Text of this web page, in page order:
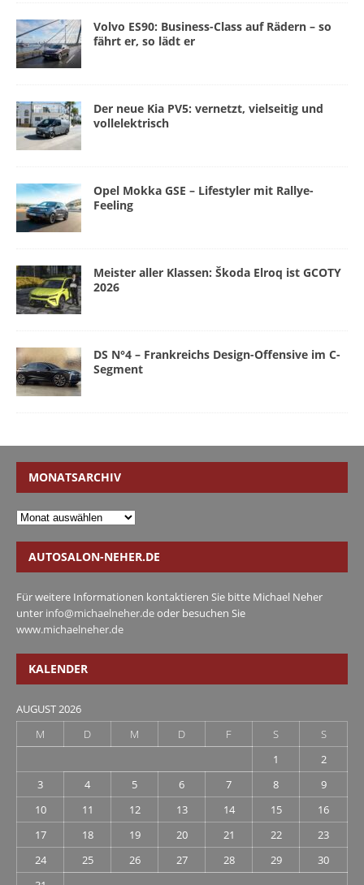
Volvo ES90: Business-Class auf Rädern – so
fährt er, so lädt er
Der neue Kia PV5: vernetzt, vielseitig und
vollelektrisch
Opel Mokka GSE – Lifestyler mit Rallye-
Feeling
Meister aller Klassen: Škoda Elroq ist GCOTY
2026
DS N°4 – Frankreichs Design-Offensive im C-
Segment
MONATSARCHIV
AUTOSALON-NEHER.DE
Für weitere Informationen kontaktieren Sie bitte Michael Neher
unter info@michaelneher.deoder besuchen Sie
www.michaelneher.de
KALENDER
AUGUST 2026
M
D M D F S
S
1
2
3
4 5 6 7 8
9
10
11 12 13 14 15
16
17
18 19 20 21 22
23
24
25 26 27 28 29
30